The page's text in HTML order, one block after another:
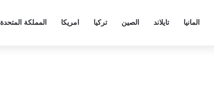
المانيا تايلاند الصين تركيا امريكا المملكة المتحدة